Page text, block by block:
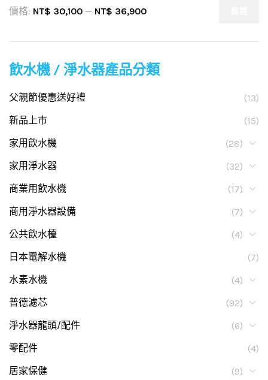
價格: NT$ 30,100 — NT$ 36,900
飲水機 / 淨水器產品分類
父親節優惠送好禮
(13)
新品上市
(15)
家用飲水機
(28)
家用淨水器
(32)
商業用飲水機
(17)
商用淨水器設備
(7)
公共飲水檯
(4)
日本電解水機
(7)
水素水機
(4)
普德濾芯
(92)
淨水器龍頭/配件
(6)
零配件
(4)
居家保健
(9)